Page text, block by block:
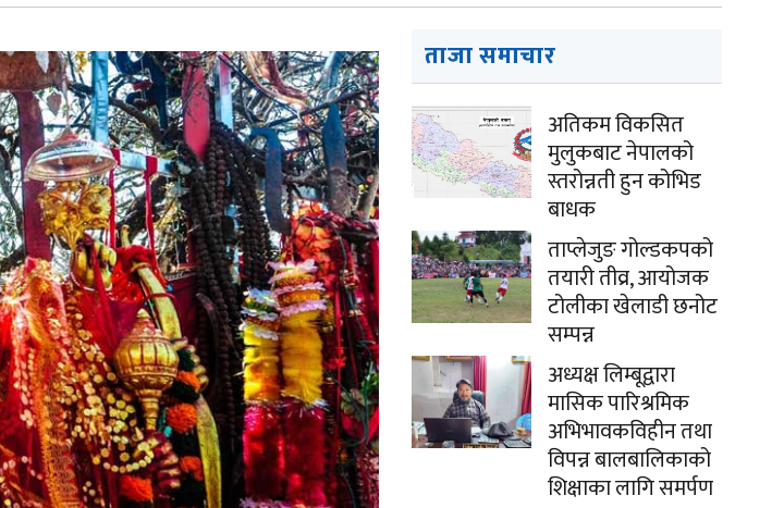
ताजा समाचार
अतिकम विकसित
मुलुकबाट नेपालको
स्तरोन्नती हुन कोभिड
बाधक
ताप्लेजुङ गोल्डकपको
तयारी तीव्र, आयोजक
टोलीका खेलाडी छनोट
सम्पन्न
अध्यक्ष लिम्बूद्वारा
मासिक पारिश्रमिक
अभिभावकविहीन तथा
विपन्न बालबालिकाको
शिक्षाका लागि समर्पण